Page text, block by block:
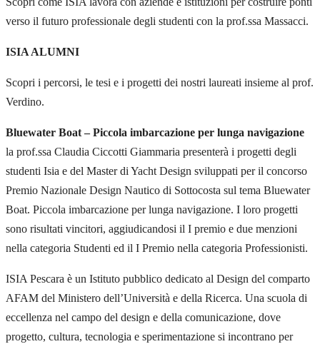
verso il futuro professionale degli studenti con la prof.ssa Massacci.
ISIA ALUMNI
Scopri i percorsi, le tesi e i progetti dei nostri laureati insieme al prof.
Verdino.
Bluewater Boat – Piccola imbarcazione per lunga navigazione
la prof.ssa Claudia Ciccotti Giammaria presenterà i progetti degli
studenti Isia e del Master di Yacht Design sviluppati per il concorso
Premio Nazionale Design Nautico di Sottocosta sul tema Bluewater
Boat. Piccola imbarcazione per lunga navigazione. I loro progetti
sono risultati vincitori, aggiudicandosi il I premio e due menzioni
nella categoria Studenti ed il I Premio nella categoria Professionisti.
ISIA Pescara è un Istituto pubblico dedicato al Design del comparto
AFAM del Ministero dell’Università e della Ricerca. Una scuola di
eccellenza nel campo del design e della comunicazione, dove
progetto, cultura, tecnologia e sperimentazione si incontrano per